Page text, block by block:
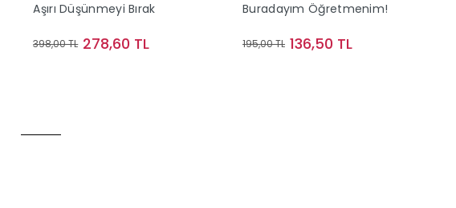
Aşırı Düşünmeyi Bırak
398,00 TL 278,60 TL
Buradayım Öğretmenim!
195,00 TL 136,50 TL